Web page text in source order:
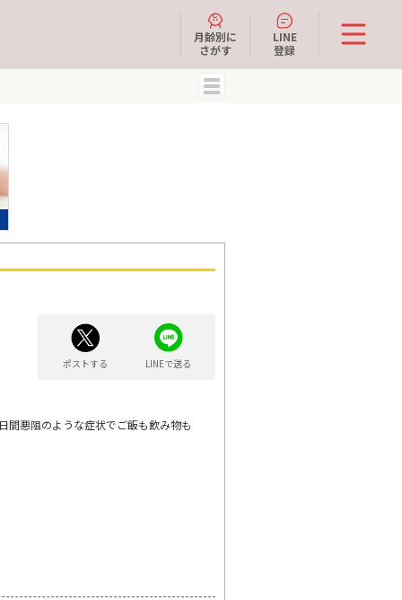
月齢別に
さがす
LINE
登録
ポストする LINEで送る
間悪阻のような症状でご飯も飲み物も